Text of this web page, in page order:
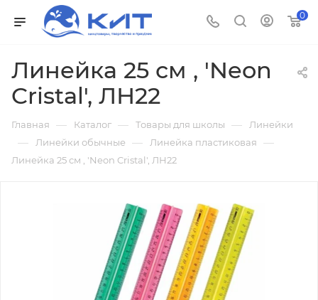
0
Линейка 25 см , 'Neon
Cristal', ЛН22
Главная — Каталог — Товары для школы — Линейки
— Линейки обычные — Линейка пластиковая —
Линейка 25 см , 'Neon Cristal', ЛН22